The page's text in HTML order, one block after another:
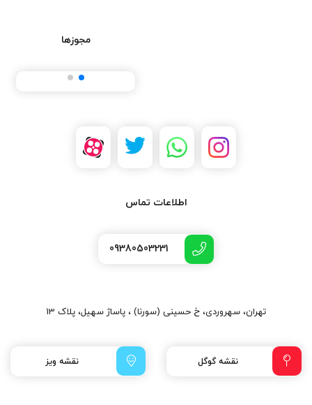
مجوزها
اطلاعات تماس
09380503231
تهران، سهروردی، خ حسینی (سورنا) ، پاساژ سهیل، پلاک 13
نقشه گوگل نقشه ویز